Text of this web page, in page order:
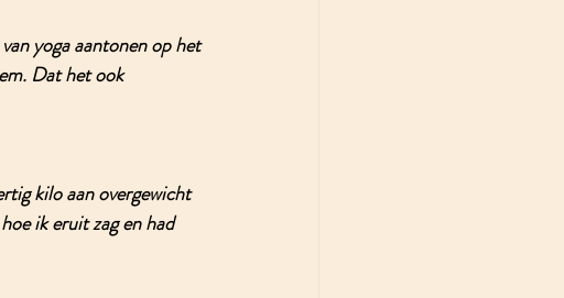
yoga aantonen op het
Dat het ook
kilo aan overgewicht
ik eruit zag en had